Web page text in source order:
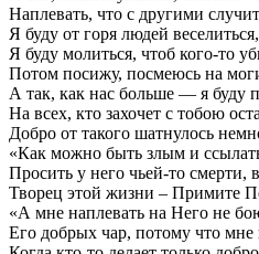
Наплевать, что с другими
Я буду от горя людей веселиться,
Я буду молиться, чтоб кого-то
Потом посижу, посмеюсь на
А так, как нас больше — я буду
На всех, кто захочет с тобою
Добро от такого шатнулось
«Как можно быть злым и
Просить у него чьей-то смерти,
Творец этой жизни – Примите
«А мне наплевать на Него не
Его добрых чар, потому что мне